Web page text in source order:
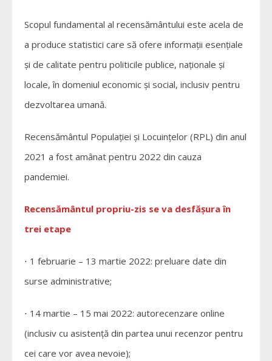
Scopul fundamental al recensământului este acela de
a produce statistici care să ofere informații esențiale
și de calitate pentru politicile publice, naționale și
locale, în domeniul economic și social, inclusiv pentru
dezvoltarea umană.
Recensământul Populației și Locuințelor (RPL) din anul
2021 a fost amânat pentru 2022 din cauza
pandemiei.
Recensământul propriu-zis se va desfășura în
trei etape
⋅ 1 februarie – 13 martie 2022: preluare date din
surse administrative;
⋅ 14 martie – 15 mai 2022: autorecenzare online
(inclusiv cu asistență din partea unui recenzor pentru
cei care vor avea nevoie);